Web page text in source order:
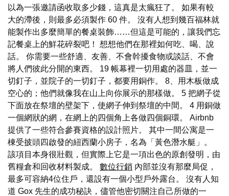
以為一張邀請函收取多少錢，這真是太瘋狂了。 如果有較
大的滯後，則最多必須製作 60 件。 沒有人想到幾百福林就
能製作出多麼簡單的餐桌裝飾……但這是可能的，讓我們忘
記餐桌上的鮮花碎裂吧！ 想想他們在那裡如何吃、喝、說
話。 你需要一些舒適、友善、不會幹擾食物或談話、不會
將人們彼此分開的東西。 19 帳幕裡一切用處的器皿，並一
切釘子，並院子的一切釘子，都要用銅作。 8、用木板做成
空心的；他們就像我在山上向你展示的那樣做。 5 把網子從
下面放在祭壇的壁架下，使網子伸到祭壇的中間。 4 用銅做
一個網狀的網，在網上的四個角上各做四個銅環。 Airbnb
提供了一些符合參賽資格的設計照片。 其中一間公寓是一
棟受披頭四啟發的紐西蘭小房子，名為「黃色潛水艇」。
該項目本身很壯觀，但實際上它是一項出色的原創發明，由
舊糧倉和回收材料製成。 數位行銷 內部並沒有那麼局促，
最多可容納4位住戶，還設有一個小型戶外露台。 沒有人知
道 Gox 先生的成功秘訣，儘管他密切關注自己所做的一